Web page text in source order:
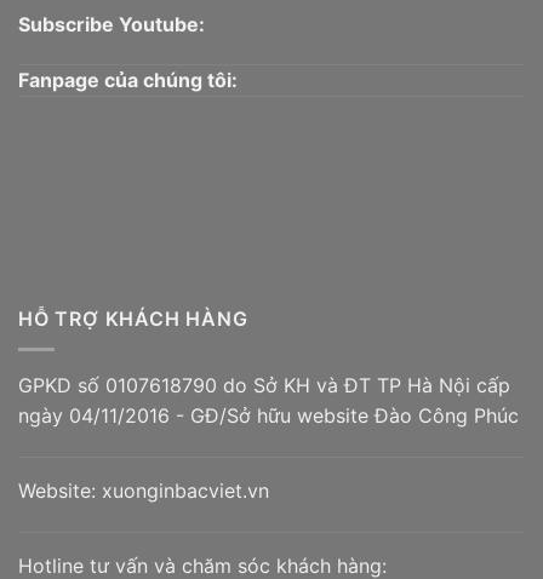
Subscribe Youtube:
Fanpage của chúng tôi:
HỖ TRỢ KHÁCH HÀNG
GPKD số 0107618790 do Sở KH và ĐT TP Hà Nội cấp
ngày 04/11/2016 - GĐ/Sở hữu website Đào Công Phúc
Website: xuonginbacviet.vn
Hotline tư vấn và chăm sóc khách hàng: